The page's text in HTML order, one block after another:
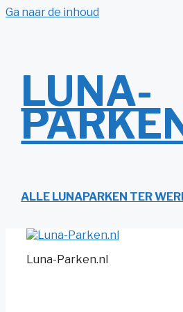
Ga naar de inhoud
LUNA-
ALLE LUNAPARKEN TER
Luna-Parken.nl